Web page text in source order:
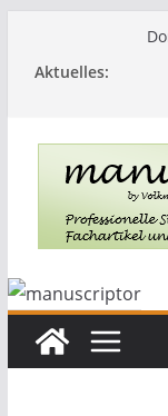
Aktuelles: